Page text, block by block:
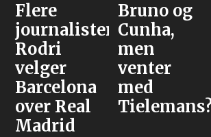
Flere
journalister:
Rodri
velger
Barcelona
over Real
Madrid
Bruno og
Cunha,
men
venter
med